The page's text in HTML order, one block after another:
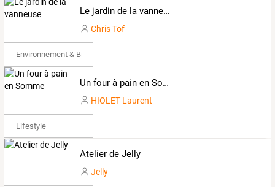
Le jardin de la vanneuse
Chris Tof
Environnement & Bio
Un four à pain en Somme
HIOLET Laurent
Lifestyle
Atelier de Jelly
Jelly